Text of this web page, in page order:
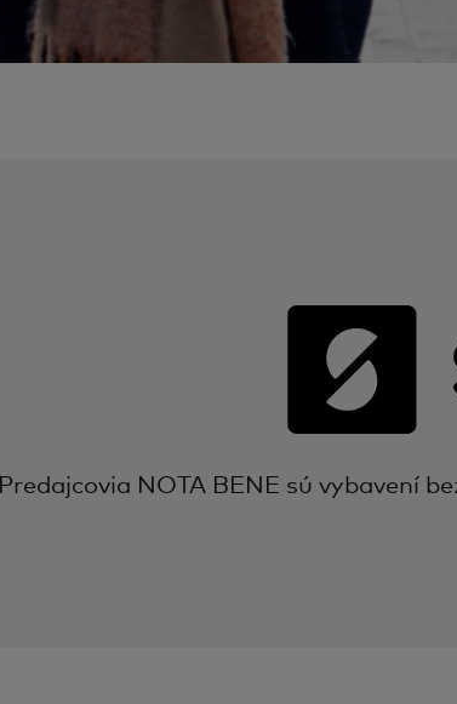
Predajcovia NOTA BENE sú vybavení